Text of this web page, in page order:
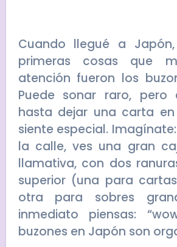
Cuando llegué a Japón, una de las
primeras cosas que
atención fueron los
Puede sonar raro,
hasta dejar una carta
siente especial.
la calle, ves una gran
llamativa, con dos
superior (una para
otra para sobres
inmediato piensas:
buzones en Japón son